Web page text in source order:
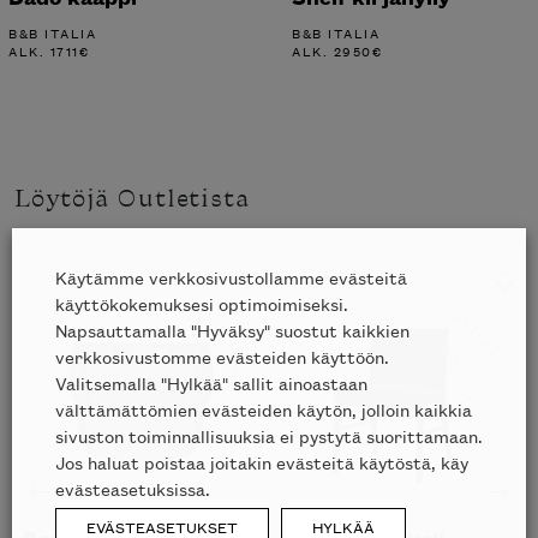
B&B ITALIA
ALK. 1711€
B&B ITALIA
ALK. 2950€
Löytöjä Outletista
Liikkeessä
Käytämme verkkosivustollamme evästeitä
käyttökokemuksesi optimoimiseksi.
Napsauttamalla "Hyväksy" suostut kaikkien
verkkosivustomme evästeiden käyttöön.
Valitsemalla "Hylkää" sallit ainoastaan
välttämättömien evästeiden käytön, jolloin kaikkia
sivuston toiminnallisuuksia ei pystytä suorittamaan.
Jos haluat poistaa joitakin evästeitä käytöstä, käy
evästeasetuksissa.
EVÄSTEASETUKSET HYLKÄÄ